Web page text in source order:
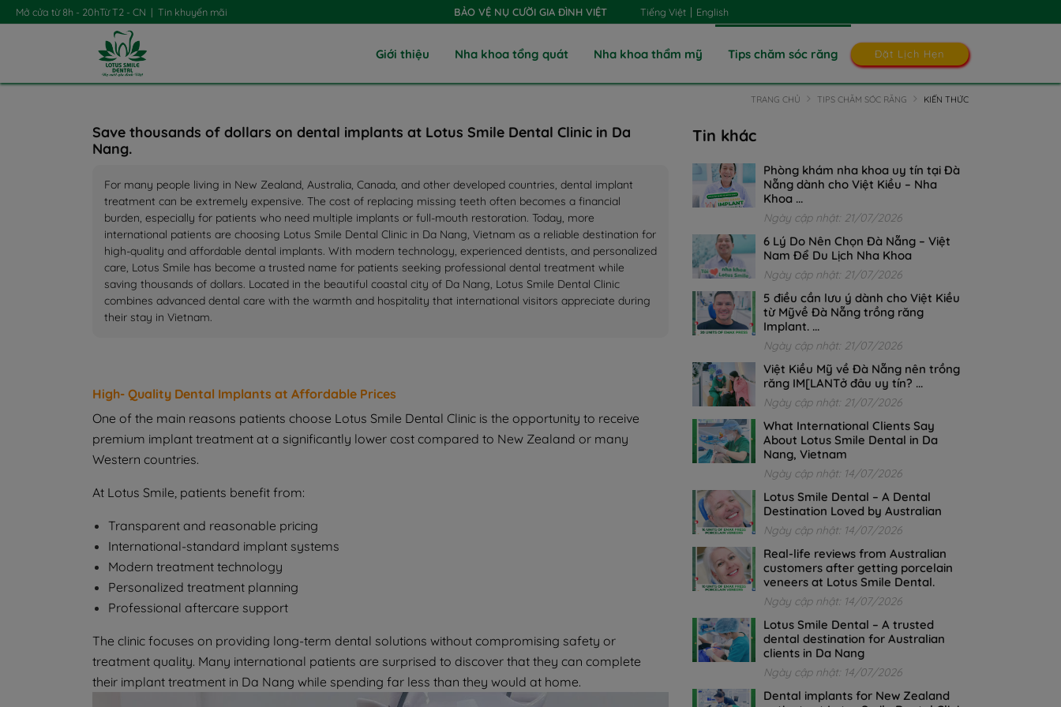
Mở cửa từ 8h - 20hTừ T2 - CN | Tin khuyến mãi BẢO VỆ NỤ CƯỜI GIA ĐÌNH VIỆT Tiếng Việt | English
Giới thiệu Nha khoa tổng quát Nha khoa thẩm mỹ Tips chăm sóc răng Đặt Lịch Hẹn
TRANG CHỦ TIPS CHĂM SÓC RĂNG KIẾN THỨC
Save thousands of dollars on dental implants at Lotus Smile Dental Clinic in Da
Nang.
For many people living in New Zealand, Australia, Canada, and other developed countries, dental implant
treatment can be extremely expensive. The cost of replacing missing teeth often becomes a financial
burden, especially for patients who need multiple implants or full-mouth restoration. Today, more
international patients are choosing Lotus Smile Dental Clinic in Da Nang, Vietnam as a reliable destination for
high-quality and affordable dental implants. With modern technology, experienced dentists, and personalized
care, Lotus Smile has become a trusted name for patients seeking professional dental treatment while
saving thousands of dollars. Located in the beautiful coastal city of Da Nang, Lotus Smile Dental Clinic
combines advanced dental care with the warmth and hospitality that international visitors appreciate during
their stay in Vietnam.
High- Quality Dental Implants at Affordable Prices
One of the main reasons patients choose Lotus Smile Dental Clinic is the opportunity to receive
premium implant treatment at a significantly lower cost compared to New Zealand or many
Western countries.
At Lotus Smile, patients benefit from:
Transparent and reasonable pricing
International-standard implant systems
Modern treatment technology
Personalized treatment planning
Professional aftercare support
The clinic focuses on providing long-term dental solutions without compromising safety or
treatment quality. Many international patients are surprised to discover that they can complete
their implant treatment in Da Nang while spending far less than they would at home.
Tin khác
Phòng khám nha khoa uy tín tại Đà
Nẵng dành cho Việt Kiều – Nha
Khoa ...
Ngày cập nhật: 21/07/2026
6 Lý Do Nên Chọn Đà Nẵng – Việt
Nam Để Du Lịch Nha Khoa
Ngày cập nhật: 21/07/2026
5 điều cần lưu ý dành cho Việt Kiều
từ Mỹvề Đà Nẵng trồng răng
Implant. ...
Ngày cập nhật: 21/07/2026
Việt Kiều Mỹ về Đà Nẵng nên trồng
răng IM[LANTở đâu uy tín? ...
Ngày cập nhật: 21/07/2026
What International Clients Say
About Lotus Smile Dental in Da
Nang, Vietnam
Ngày cập nhật: 14/07/2026
Lotus Smile Dental – A Dental
Destination Loved by Australian
Ngày cập nhật: 14/07/2026
Real-life reviews from Australian
customers after getting porcelain
veneers at Lotus Smile Dental.
Ngày cập nhật: 14/07/2026
Lotus Smile Dental – A trusted
dental destination for Australian
clients in Da Nang
Ngày cập nhật: 14/07/2026
Dental implants for New Zealand